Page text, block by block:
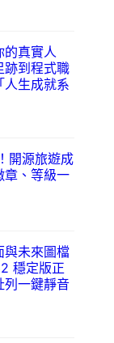
的真實人
跡到程式職
人生成就系
開源旅遊成
章、等級一
與未來圖檔
穩定版正
列一鍵靜音